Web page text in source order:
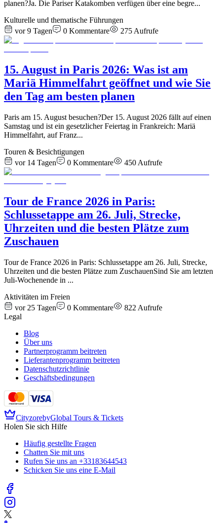
planen?Ja. Die Pariser Katakomben verfügen über eine begre...
Kulturelle und thematische Führungen
vor 9 Tagen
0 Kommentare 275Aufrufe
15. August in Paris 2026: Was ist am
Mariä Himmelfahrt geöffnet und wie Sie
den Tag am besten planen
Paris am 15. August besuchen?Der 15. August 2026 fällt auf einen
Samstag und ist ein gesetzlicher Feiertag in Frankreich: Mariä
Himmelfahrt, auf Franz...
Touren & Besichtigungen
vor 14 Tagen
0 Kommentare 450 Aufrufe
Tour de France 2026 in Paris:
Schlussetappe am 26. Juli, Strecke,
Uhrzeiten und die besten Plätze zum
Zuschauen
Tour de France 2026 in Paris: Schlussetappe am 26. Juli, Strecke,
Uhrzeiten und die besten Plätze zum ZuschauenSind Sie am letzten
Juli-Wochenende in ...
Aktivitäten im Freien
vor 25 Tagen
0 Kommentare 822 Aufrufe
Legal
Blog
Über uns
Partnerprogramm beitreten
Lieferantenprogramm beitreten
Datenschutzrichtlinie
Geschäftsbedingungen
CityzorebyGlobal Tours & Tickets
Holen Sie sich Hilfe
Häufig gestellte Fragen
Chatten Sie mit uns
Rufen Sie uns an +33183644543
Schicken Sie uns eine E-Mail